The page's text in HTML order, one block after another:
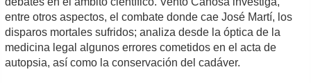
entre otros aspectos, el combate donde cae José Martí, los
disparos mortales sufridos; analiza desde la óptica de la
medicina legal algunos errores cometidos en el acta de
autopsia, así como la conservación del cadáver.